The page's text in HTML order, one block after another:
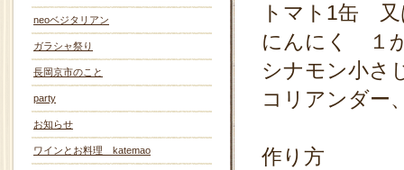
トマト1缶
にんにく １
シナモン小さ
コリアンダー
作り方
neoベジタリアン
ガラシャ祭り
長岡京市のこと
party
お知らせ
ワインとお料理 katemao